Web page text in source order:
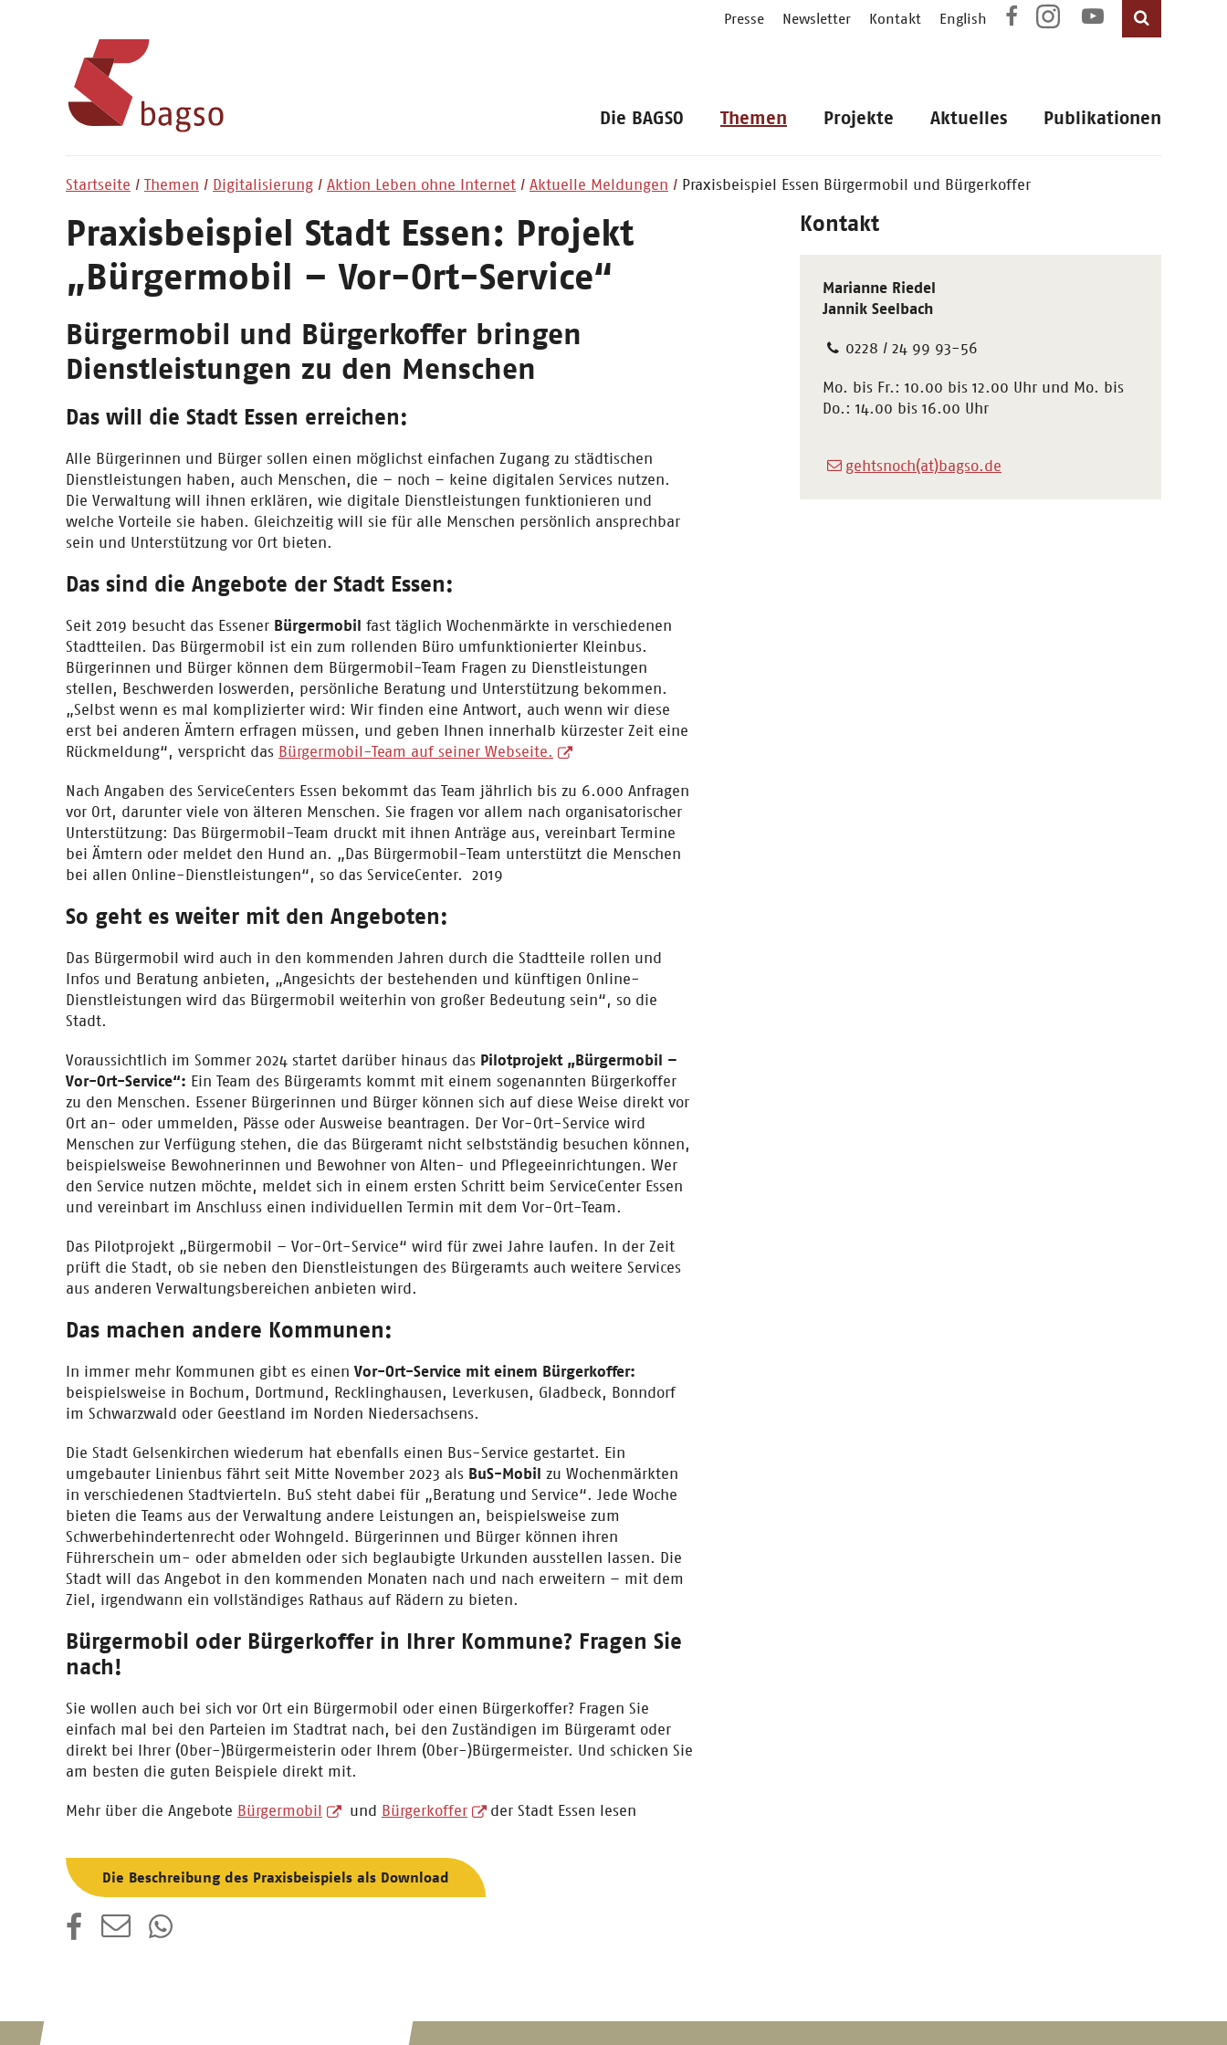
Presse Newsletter Kontakt English
Die BAGSO Themen Projekte Aktuelles Publikationen
Startseite Themen Digitalisierung Aktion Leben ohne Internet Aktuelle Meldungen Praxisbeispiel Essen Bürgermobil und Bürgerkoffer
Praxisbeispiel Stadt Essen: Projekt
„Bürgermobil – Vor-Ort-Service“
Bürgermobil und Bürgerkoffer bringen
Dienstleistungen zu den Menschen
Das will die Stadt Essen erreichen:
Alle Bürgerinnen und Bürger sollen einen möglichst einfachen Zugang zu städtischen
Dienstleistungen haben, auch Menschen, die – noch – keine digitalen Services nutzen.
Die Verwaltung will ihnen erklären, wie digitale Dienstleistungen funktionieren und
welche Vorteile sie haben. Gleichzeitig will sie für alle Menschen persönlich ansprechbar
sein und Unterstützung vor Ort bieten.
Das sind die Angebote der Stadt Essen:
Seit 2019 besucht das Essener Bürgermobil fast täglich Wochenmärkte in verschiedenen
Stadtteilen. Das Bürgermobil ist ein zum rollenden Büro umfunktionierter Kleinbus.
Bürgerinnen und Bürger können dem Bürgermobil-Team Fragen zu Dienstleistungen
stellen, Beschwerden loswerden, persönliche Beratung und Unterstützung bekommen.
„Selbst wenn es mal komplizierter wird: Wir finden eine Antwort, auch wenn wir diese
erst bei anderen Ämtern erfragen müssen, und geben Ihnen innerhalb kürzester Zeit eine
Rückmeldung“, verspricht das Bürgermobil-Team auf seiner Webseite.
Nach Angaben des ServiceCenters Essen bekommt das Team jährlich bis zu 6.000 Anfragen
vor Ort, darunter viele von älteren Menschen. Sie fragen vor allem nach organisatorischer
Unterstützung: Das Bürgermobil-Team druckt mit ihnen Anträge aus, vereinbart Termine
bei Ämtern oder meldet den Hund an. „Das Bürgermobil-Team unterstützt die Menschen
bei allen Online-Dienstleistungen“, so das ServiceCenter. 2019
So geht es weiter mit den Angeboten:
Das Bürgermobil wird auch in den kommenden Jahren durch die Stadtteile rollen und
Infos und Beratung anbieten, „Angesichts der bestehenden und künftigen Online-
Dienstleistungen wird das Bürgermobil weiterhin von großer Bedeutung sein“, so die
Stadt.
Voraussichtlich im Sommer 2024 startet darüber hinaus das Pilotprojekt „Bürgermobil –
Vor-Ort-Service“: Ein Team des Bürgeramts kommt mit einem sogenannten Bürgerkoffer
zu den Menschen. Essener Bürgerinnen und Bürger können sich auf diese Weise direkt vor
Ort an- oder ummelden, Pässe oder Ausweise beantragen. Der Vor-Ort-Service wird
Menschen zur Verfügung stehen, die das Bürgeramt nicht selbstständig besuchen können,
beispielsweise Bewohnerinnen und Bewohner von Alten- und Pflegeeinrichtungen. Wer
den Service nutzen möchte, meldet sich in einem ersten Schritt beim ServiceCenter Essen
und vereinbart im Anschluss einen individuellen Termin mit dem Vor-Ort-Team.
Das Pilotprojekt „Bürgermobil – Vor-Ort-Service“ wird für zwei Jahre laufen. In der Zeit
prüft die Stadt, ob sie neben den Dienstleistungen des Bürgeramts auch weitere Services
aus anderen Verwaltungsbereichen anbieten wird.
Das machen andere Kommunen:
In immer mehr Kommunen gibt es einen Vor-Ort-Service mit einem Bürgerkoffer:
beispielsweise in Bochum, Dortmund, Recklinghausen, Leverkusen, Gladbeck, Bonndorf
im Schwarzwald oder Geestland im Norden Niedersachsens.
Die Stadt Gelsenkirchen wiederum hat ebenfalls einen Bus-Service gestartet. Ein
umgebauter Linienbus fährt seit Mitte November 2023 als BuS-Mobil zu Wochenmärkten
in verschiedenen Stadtvierteln. BuS steht dabei für „Beratung und Service“. Jede Woche
bieten die Teams aus der Verwaltung andere Leistungen an, beispielsweise zum
Schwerbehindertenrecht oder Wohngeld. Bürgerinnen und Bürger können ihren
Führerschein um- oder abmelden oder sich beglaubigte Urkunden ausstellen lassen. Die
Stadt will das Angebot in den kommenden Monaten nach und nach erweitern – mit dem
Ziel, irgendwann ein vollständiges Rathaus auf Rädern zu bieten.
Bürgermobil oder Bürgerkoffer in Ihrer Kommune? Fragen Sie
nach!
Sie wollen auch bei sich vor Ort ein Bürgermobil oder einen Bürgerkoffer? Fragen Sie
einfach mal bei den Parteien im Stadtrat nach, bei den Zuständigen im Bürgeramt oder
direkt bei Ihrer (Ober-)Bürgermeisterin oder Ihrem (Ober-)Bürgermeister. Und schicken Sie
am besten die guten Beispiele direkt mit.
Mehr über die Angebote Bürgermobil und Bürgerkoffer der Stadt Essen lesen
Die Beschreibung des Praxisbeispiels als Download
Kontakt
Marianne Riedel
Jannik Seelbach
0228 / 24 99 93-56
Mo. bis Fr.: 10.00 bis 12.00 Uhr und Mo. bis
Do.: 14.00 bis 16.00 Uhr
gehtsnoch(at)bagso.de